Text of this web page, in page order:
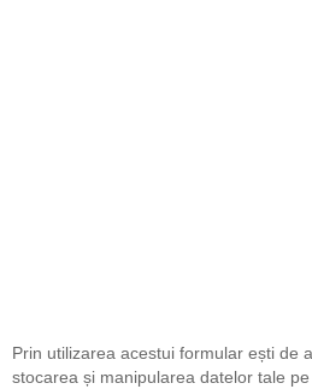
Prin utilizarea acestui formular ești de
stocarea și manipularea datelor tale